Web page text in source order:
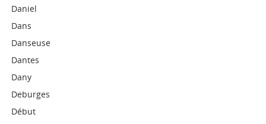
Daniel
Dans
Danseuse
Dantes
Dany
Deburges
Début